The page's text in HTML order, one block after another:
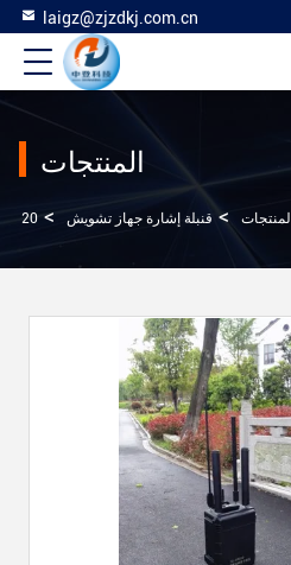
laigz@zjzdkj.com.cn
المنتجات
المنتجات > قنبلة إشارة جهاز تشويش >